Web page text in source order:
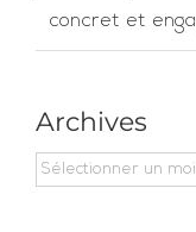
concret et
Archives
Archives